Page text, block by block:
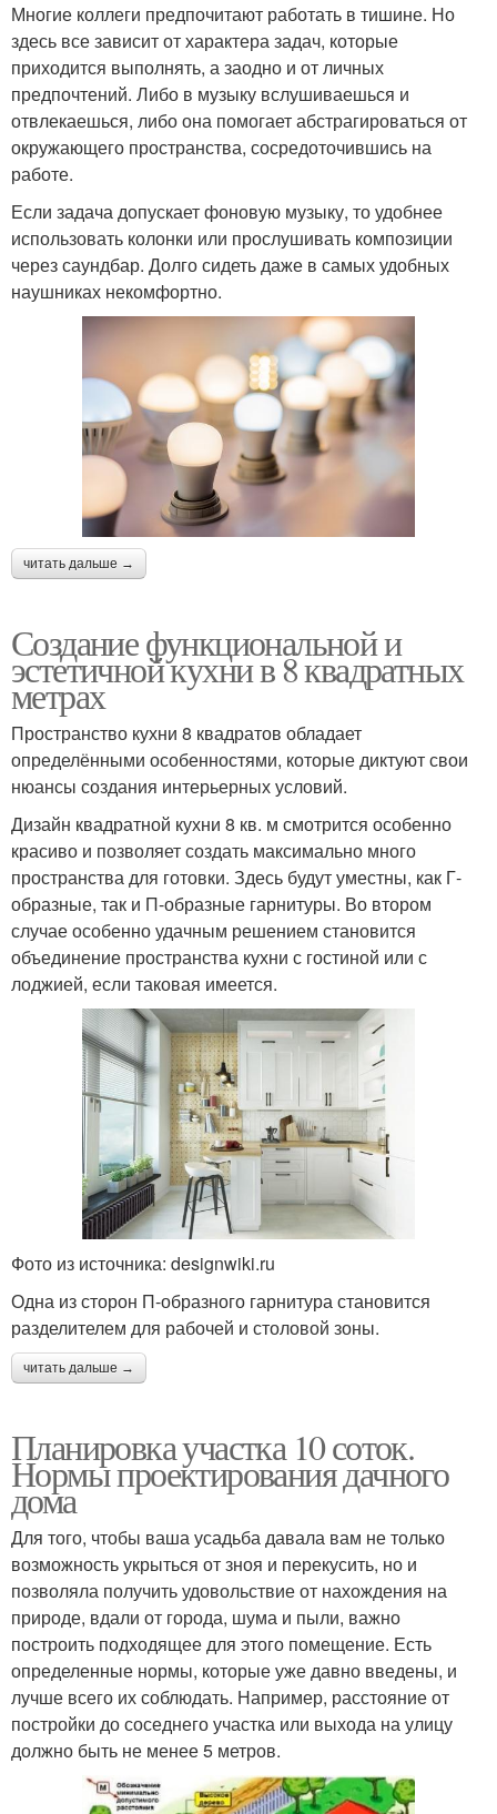
Многие коллеги предпочитают работать в тишине. Но
здесь все зависит от характера задач, которые
приходится выполнять, а заодно и от личных
предпочтений. Либо в музыку вслушиваешься и
отвлекаешься, либо она помогает абстрагироваться от
окружающего пространства, сосредоточившись на
работе.
Если задача допускает фоновую музыку, то удобнее
использовать колонки или прослушивать композиции
через саундбар. Долго сидеть даже в самых удобных
наушниках некомфортно.
читать дальше →
Создание функциональной и
эстетичной кухни в 8 квадратных
метрах
Пространство кухни 8 квадратов обладает
определёнными особенностями, которые диктуют свои
нюансы создания интерьерных условий.
Дизайн квадратной кухни 8 кв. м смотрится особенно
красиво и позволяет создать максимально много
пространства для готовки. Здесь будут уместны, как Г-
образные, так и П-образные гарнитуры. Во втором
случае особенно удачным решением становится
объединение пространства кухни с гостиной или с
лоджией, если таковая имеется.
Фото из источника: designwiki.ru
Одна из сторон П-образного гарнитура становится
разделителем для рабочей и столовой зоны.
читать дальше →
Планировка участка 10 соток.
Нормы проектирования дачного
дома
Для того, чтобы ваша усадьба давала вам не только
возможность укрыться от зноя и перекусить, но и
позволяла получить удовольствие от нахождения на
природе, вдали от города, шума и пыли, важно
построить подходящее для этого помещение. Есть
определенные нормы, которые уже давно введены, и
лучше всего их соблюдать. Например, расстояние от
постройки до соседнего участка или выхода на улицу
должно быть не менее 5 метров.